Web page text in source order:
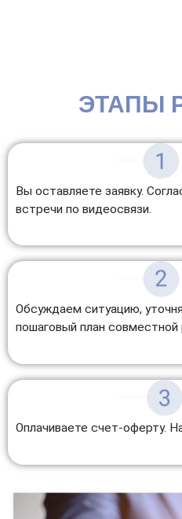
ЭТАПЫ
Вы оставляете заявку.
встречи по видеосвязи.
Обсуждаем ситуацию,
пошаговый план совместной
Оплачиваете счет-оферту.